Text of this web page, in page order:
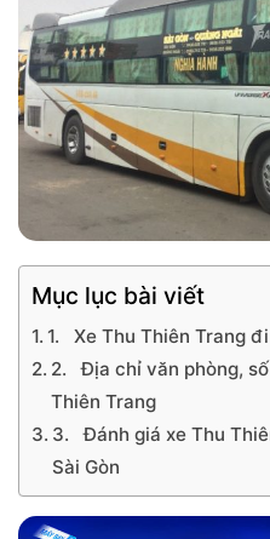
Mục lục bài viết
1. Xe Thu Thiên Trang
2. Địa chỉ văn phòng,
Thiên Trang
3. Đánh giá xe Thu
Sài Gòn